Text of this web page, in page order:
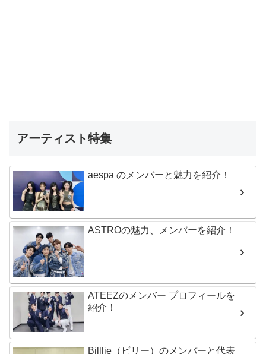
アーティスト特集
aespa のメンバーと魅力を紹介！
ASTROの魅力、メンバーを紹介！
ATEEZのメンバー プロフィールを
紹介！
Billlie（ビリー）のメンバーと代表